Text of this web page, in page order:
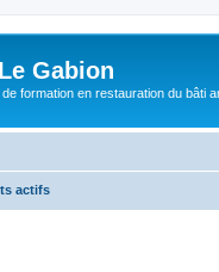
Gabion
formation en restauration du bâti
actifs